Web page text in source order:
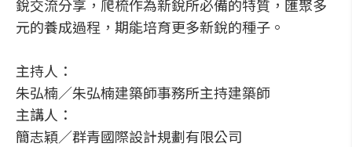
銳交流分享，爬梳作為新銳所必備的特質，匯聚多
元的養成過程，期能培育更多新銳的種子。
主持人：
朱弘楠／朱弘楠建築師事務所主持建築師
主講人：
簡志穎／群青國際設計規劃有限公司